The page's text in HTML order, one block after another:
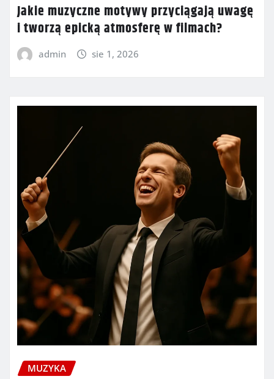
Jakie muzyczne motywy przyciągają uwagę
i tworzą epicką atmosferę w filmach?
admin sie 1, 2026
MUZYKA